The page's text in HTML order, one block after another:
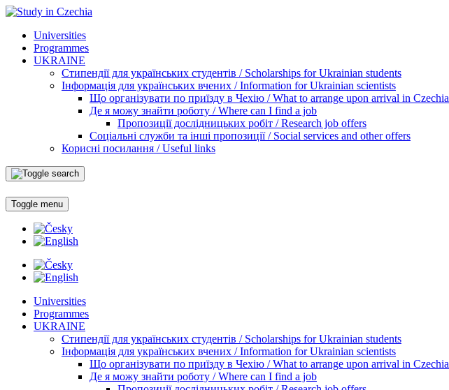
Universities
Programmes
UKRAINE
Стипендії для українських студентів / Scholarships for Ukrainian students
Інформація для українських вчених / Information for Ukrainian scientists
Що організувати по приїзду в Чехію / What to arrange upon arrival in Czechia
Де я можу знайти роботу / Where can I find a job
Пропозиції дослідницьких робіт / Research job offers
Соціальні служби та інші пропозиції / Social services and other offers
Корисні посилання / Useful links
Toggle menu
Universities
Programmes
UKRAINE
Стипендії для українських студентів / Scholarships for Ukrainian students
Інформація для українських вчених / Information for Ukrainian scientists
Що організувати по приїзду в Чехію / What to arrange upon arrival in Czechia
Де я можу знайти роботу / Where can I find a job